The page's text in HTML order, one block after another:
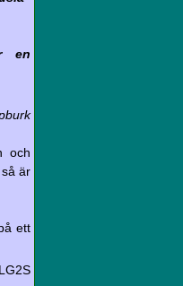
en
och
är
ett